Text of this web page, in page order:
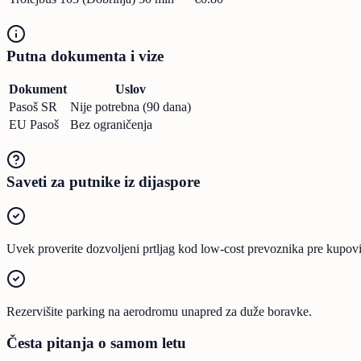
Putna dokumenta i vize
Dokument
Uslov
Pasoš SR
Nije potrebna (90 dana)
EU Pasoš
Bez ograničenja
Saveti za putnike iz dijaspore
Uvek proverite dozvoljeni prtljag kod low-cost prevoznika pre
Rezervišite parking na aerodromu unapred za duže boravke.
Česta pitanja o samom letu